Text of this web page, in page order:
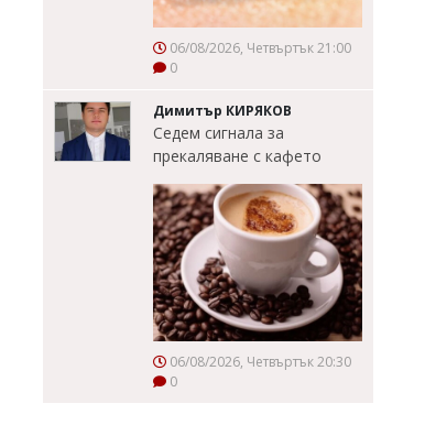
06/08/2026, Четвъртък 21:00
0
Димитър КИРЯКОВ
Седем сигнала за
прекаляване с кафето
06/08/2026, Четвъртък 20:30
0